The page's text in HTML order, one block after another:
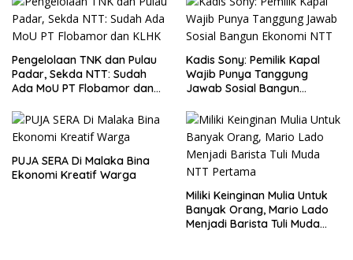
Pengelolaan TNK dan Pulau
Padar, Sekda NTT: Sudah
Ada MoU PT Flobamor dan
Kadis Sony: Pemilik Kapal
Wajib Punya Tanggung
Jawab Sosial Bangun
PUJA SERA Di Malaka Bina
Ekonomi Kreatif Warga
Miliki Keinginan Mulia Untuk
Banyak Orang, Mario Lado
Menjadi Barista Tuli Muda